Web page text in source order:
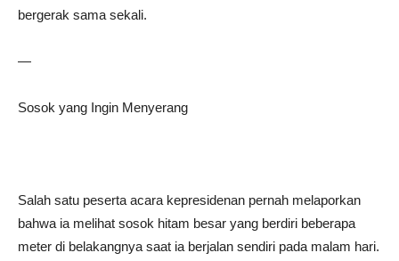
bergerak sama sekali.
—
Sosok yang Ingin Menyerang
Salah satu peserta acara kepresidenan pernah melaporkan
bahwa ia melihat sosok hitam besar yang berdiri beberapa
meter di belakangnya saat ia berjalan sendiri pada malam hari.